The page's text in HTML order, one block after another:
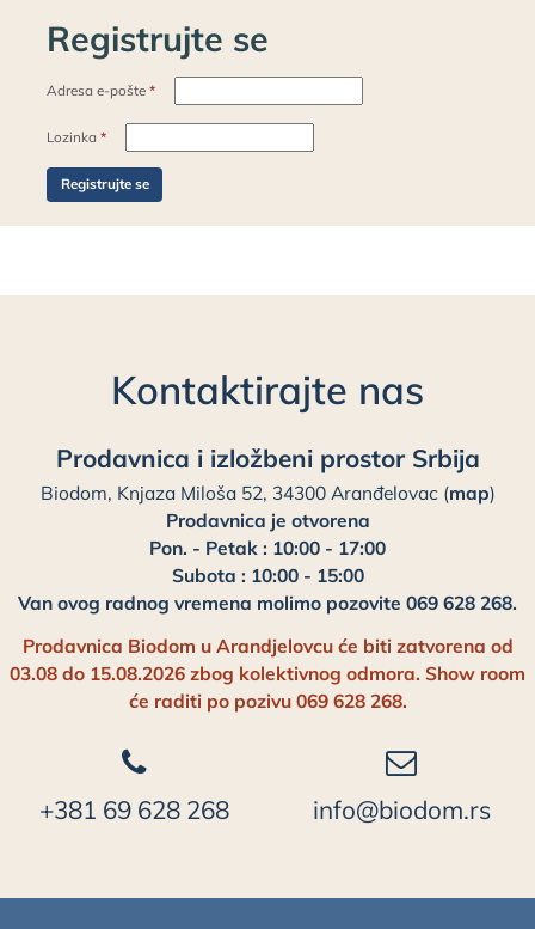
Registrujte se
Adresa e-pošte *
Lozinka *
Registrujte se
Kontaktirajte nas
Prodavnica i izložbeni prostor Srbija
Biodom, Knjaza Miloša 52, 34300 Aranđelovac (map)
Prodavnica je otvorena
Pon. - Petak : 10:00 - 17:00
Subota : 10:00 - 15:00
Van ovog radnog vremena molimo pozovite 069 628 268.
Prodavnica Biodom u Arandjelovcu će biti zatvorena od
03.08 do 15.08.2026 zbog kolektivnog odmora. Show room
će raditi po pozivu 069 628 268.
+381 69 628 268 info@biodom.rs